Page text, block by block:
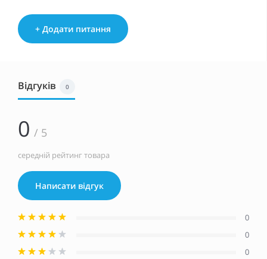
+ Додати питання
Відгуків 0
0 / 5
середній рейтинг товара
Написати відгук
0
0
0